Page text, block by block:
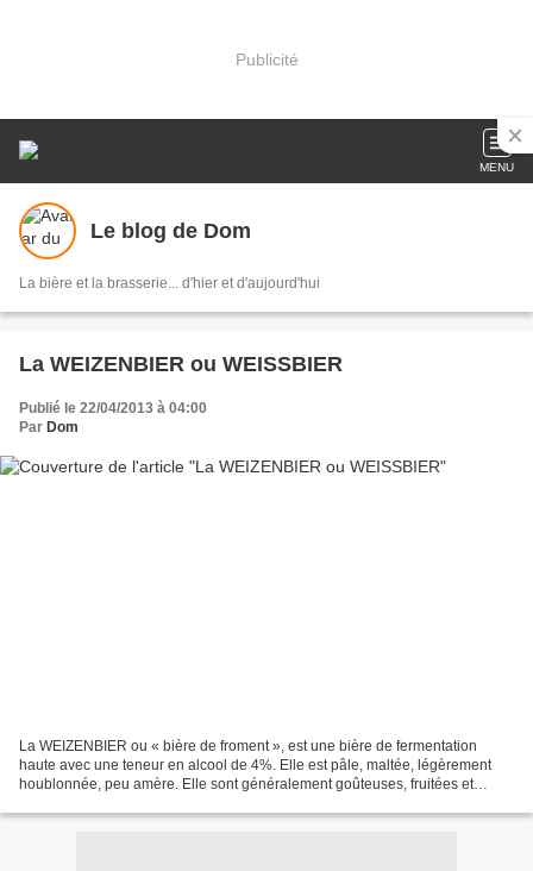
Publicité
MENU
Le blog de Dom
La bière et la brasserie... d'hier et d'aujourd'hui
La WEIZENBIER ou WEISSBIER
Publié le 22/04/2013 à 04:00
Par Dom
La WEIZENBIER ou « bière de froment », est une bière de fermentation
haute avec une teneur en alcool de 4%. Elle est pâle, maltée, légèrement
houblonnée, peu amère. Elle sont généralement goûteuses, fruitées et